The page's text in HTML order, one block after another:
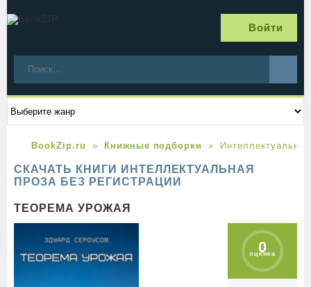
Войти
BookZip.ru Книжные подборки
СКАЧАТЬ КНИГИ ИНТЕЛЛЕКТУАЛЬНАЯ
ПРОЗА БЕЗ РЕГИСТРАЦИИ
ТЕОРЕМА УРОЖАЯ
0
оценка